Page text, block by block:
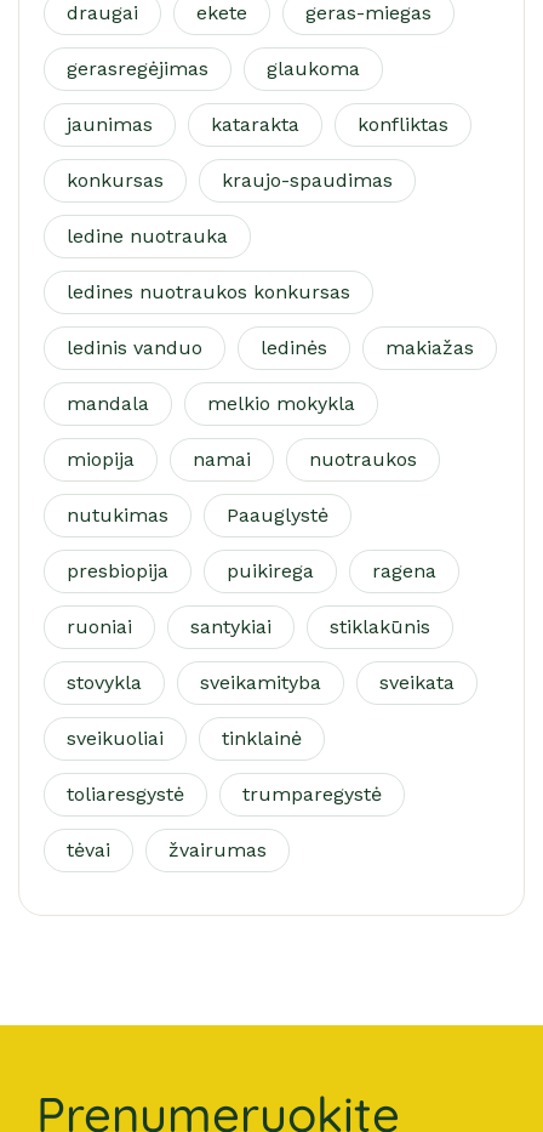
draugai ekete geras-miegas
gerasregėjimas glaukoma
jaunimas katarakta konfliktas
konkursas kraujo-spaudimas
ledine nuotrauka
ledines nuotraukos konkursas
ledinis vanduo ledinės makiažas
mandala melkio mokykla
miopija namai nuotraukos
nutukimas Paauglystė
presbiopija puikirega ragena
ruoniai santykiai stiklakūnis
stovykla sveikamityba sveikata
sveikuoliai tinklainė
toliaresgystė trumparegystė
tėvai žvairumas
Prenumeruokite